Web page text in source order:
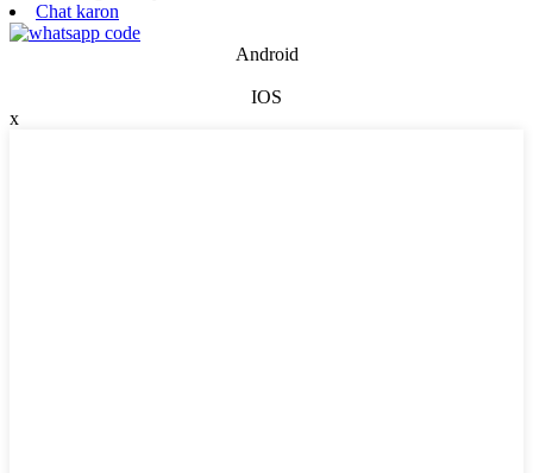
Chat karon
Android
IOS
x